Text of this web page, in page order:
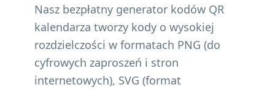
Nasz bezpłatny generator kodów QR
kalendarza tworzy kody o wysokiej
rozdzielczości w formatach PNG (do
cyfrowych zaproszeń i stron
internetowych), SVG (format